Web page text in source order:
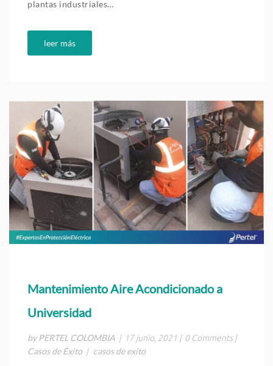
plantas industriales…
leer más
Mantenimiento Aire Acondicionado a
Universidad
by PERTEL COLOMBIA | 17 junio, 2021 | 0 Comments |
Casos de Éxito | casos de exito